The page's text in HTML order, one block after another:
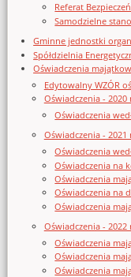
Referat
Samodzielne
Gminne jednostki
Spółdzielnia
Oświadczenia
Edytowalny WZÓR
Oświadczenia - 2020
Oświadczenia
Oświadczenia - 2021
Oświadczenia
Oświadczenia na
Oświadczenia
Oświadczenia na
Oświadczenia
Oświadczenia - 2022
Oświadczenia
Oświadczenia
Oświadczenia